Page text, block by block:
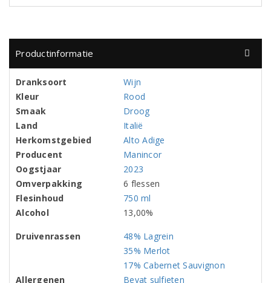
Productinformatie
Dranksoort
Wijn
Kleur
Rood
Smaak
Droog
Land
Italië
Herkomstgebied
Alto Adige
Producent
Manincor
Oogstjaar
2023
Omverpakking
6 flessen
Flesinhoud
750 ml
Alcohol
13,00%
Druivenrassen
48% Lagrein
35% Merlot
17% Cabernet Sauvignon
Allergenen
Bevat sulfieten